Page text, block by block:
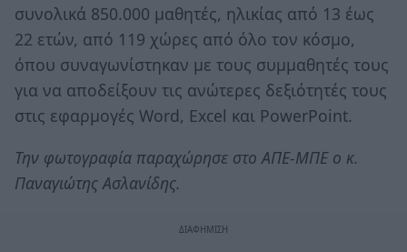
συνολικά 850.000 μαθητές, ηλικίας από 13 έως
22 ετών, από 119 χώρες από όλο τον κόσμο,
όπου συναγωνίστηκαν με τους συμμαθητές τους
για να αποδείξουν τις ανώτερες δεξιότητές τους
στις εφαρμογές Word, Excel και PowerPoint.
Την φωτογραφία παραχώρησε στο ΑΠΕ-ΜΠΕ ο κ.
Παναγιώτης Ασλανίδης.